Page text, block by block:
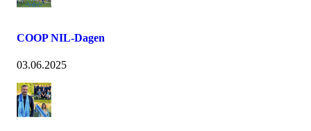
COOP NIL-Dagen
03.06.2025